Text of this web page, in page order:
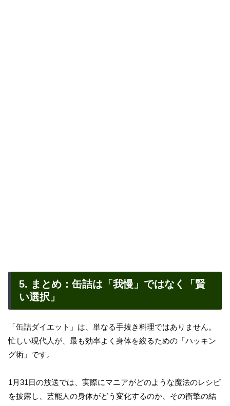
5. まとめ：缶詰は「我慢」ではなく「賢
い選択」
「缶詰ダイエット」は、単なる手抜き料理ではありません。
忙しい現代人が、最も効率よく身体を絞るための「ハッキン
グ術」です。
1月31日の放送では、実際にマニアがどのような魔法のレシピ
を披露し、芸能人の身体がどう変化するのか、その衝撃の結